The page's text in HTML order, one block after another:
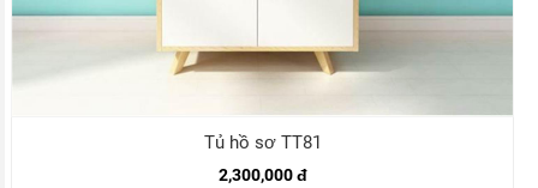
Tủ hồ sơ TT81
2,300,000 đ